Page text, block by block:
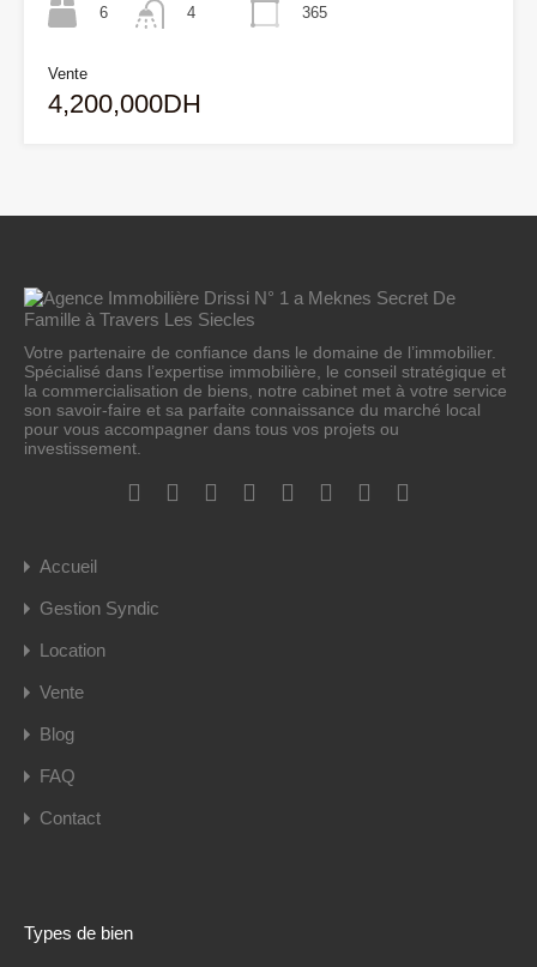
6
4
365
Vente
4,200,000DH
Votre partenaire de confiance dans le domaine de l’immobilier.
Spécialisé dans l’expertise immobilière, le conseil stratégique et
la commercialisation de biens, notre cabinet met à votre service
son savoir-faire et sa parfaite connaissance du marché local
pour vous accompagner dans tous vos projets ou
investissement.
Accueil
Gestion Syndic
Location
Vente
Blog
FAQ
Contact
Types de bien